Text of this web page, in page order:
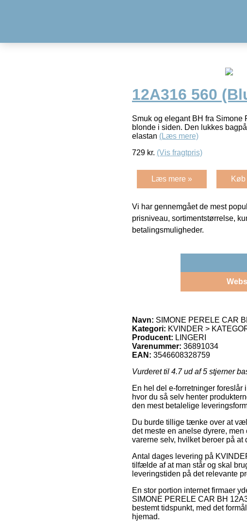
12A316 560
Smuk og elegant BH fra Simone
blonde i siden. Den lukkes
elastan (Læs mere)
729 kr. (Vis fragtpris)
Læs mere »
Vi har gennemgået de mest
prisniveau, sortimentstørrelse,
betalingsmuligheder.
Navn: SIMONE PERELE CAR
Kategori: KVINDER >
Producent: LINGERI
Varenummer: 36891034
EAN: 3546608328759
Vurderet til 4.7ud af 5 stjerner
En hel del e-forretninger
hvor du så selv henter
den mest betalelige
Du burde tillige tænke over at
det meste en anelse dyrere,
varerne selv, hvilket beroer på
Antal dages levering på
tilfælde af at man står og skal
leveringstiden på det relevante
En stor portion internet firmaer
SIMONE PERELE CAR BH
bestemt tidspunkt, med det
hjemad.